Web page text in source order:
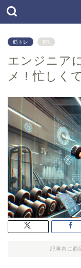
筋トレ PR
エンジニア
メ！忙しく
記事内に商